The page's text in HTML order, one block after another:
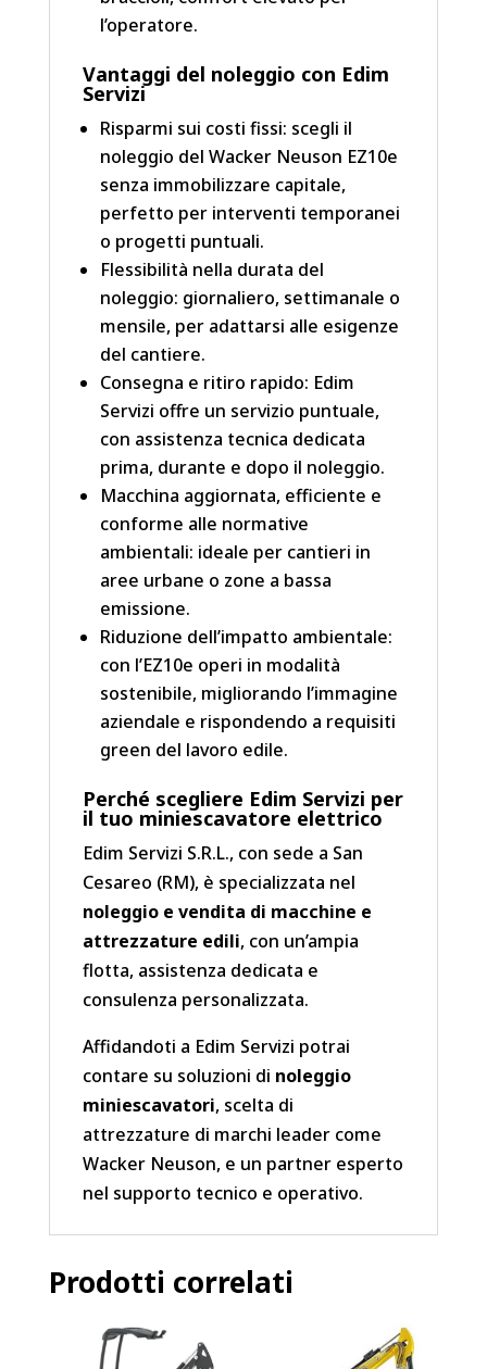
l’operatore.
Vantaggi del noleggio con Edim
Servizi
Risparmi sui costi fissi: scegli il
noleggio del Wacker Neuson EZ10e
senza immobilizzare capitale,
perfetto per interventi temporanei
o progetti puntuali.
Flessibilità nella durata del
noleggio: giornaliero, settimanale o
mensile, per adattarsi alle esigenze
del cantiere.
Consegna e ritiro rapido: Edim
Servizi offre un servizio puntuale,
con assistenza tecnica dedicata
prima, durante e dopo il noleggio.
Macchina aggiornata, efficiente e
conforme alle normative
ambientali: ideale per cantieri in
aree urbane o zone a bassa
emissione.
Riduzione dell’impatto ambientale:
con l’EZ10e operi in modalità
sostenibile, migliorando l’immagine
aziendale e rispondendo a requisiti
green del lavoro edile.
Perché scegliere Edim Servizi per
il tuo miniescavatore elettrico
Edim Servizi S.R.L., con sede a San
Cesareo (RM), è specializzata nel
noleggio e vendita di macchine e
attrezzature edili, con un’ampia
flotta, assistenza dedicata e
consulenza personalizzata.
Affidandoti a Edim Servizi potrai
contare su soluzioni di noleggio
miniescavatori, scelta di
attrezzature di marchi leader come
Wacker Neuson, e un partner esperto
nel supporto tecnico e operativo.
Prodotti correlati